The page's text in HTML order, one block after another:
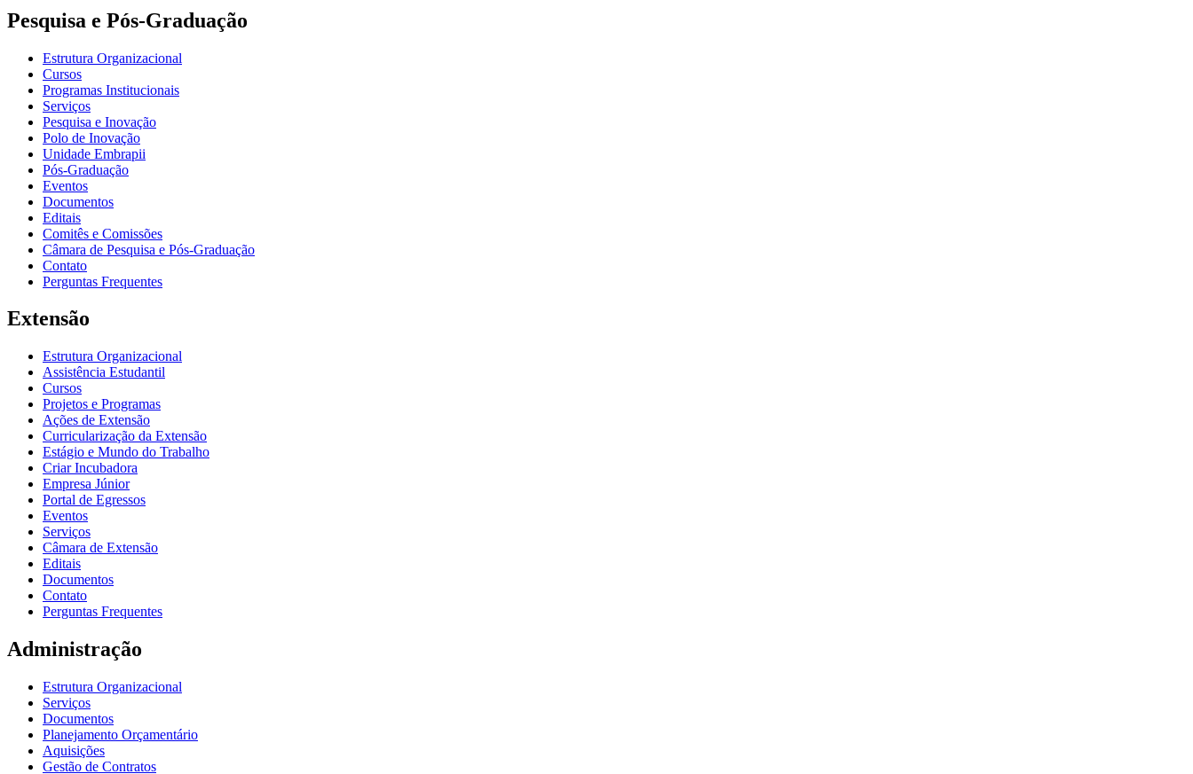
Pesquisa e Pós-Graduação
Estrutura Organizacional
Cursos
Programas Institucionais
Serviços
Pesquisa e Inovação
Polo de Inovação
Unidade Embrapii
Pós-Graduação
Eventos
Documentos
Editais
Comitês e Comissões
Câmara de Pesquisa e Pós-Graduação
Contato
Perguntas Frequentes
Extensão
Estrutura Organizacional
Assistência Estudantil
Cursos
Projetos e Programas
Ações de Extensão
Curricularização da Extensão
Estágio e Mundo do Trabalho
Criar Incubadora
Empresa Júnior
Portal de Egressos
Eventos
Serviços
Câmara de Extensão
Editais
Documentos
Contato
Perguntas Frequentes
Administração
Estrutura Organizacional
Serviços
Documentos
Planejamento Orçamentário
Aquisições
Gestão de Contratos